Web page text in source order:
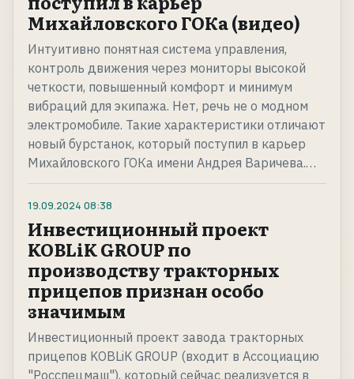
Михайловского ГОКа (видео)
Интуитивно понятная система управления,
контроль движения через мониторы высокой
четкости, повышенный комфорт и минимум
вибраций для экипажа. Нет, речь не о модном
электромобиле. Такие характеристики отличают
новый бурстанок, который поступил в карьер
Михайловского ГОКа имени Андрея Варичева.…
19.09.2024 08:38
Инвестиционный проект
KOBLiK GROUP по
производству тракторных
прицепов признан особо
значимым
Инвестиционный проект завода тракторных
прицепов KOBLiK GROUP (входит в Ассоциацию
"Росспецмаш"), который сейчас реализуется в